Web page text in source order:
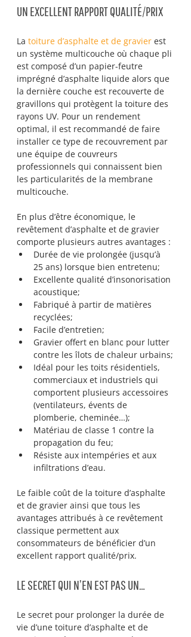
UN EXCELLENT RAPPORT QUALITÉ/PRIX
La toiture d’asphalte et de gravier est
un système multicouche où chaque pli
est composé d’un papier-feutre
imprégné d’asphalte liquide alors que
la dernière couche est recouverte de
gravillons qui protègent la toiture des
rayons UV. Pour un rendement
optimal, il est recommandé de faire
installer ce type de recouvrement par
une équipe de couvreurs
professionnels qui connaissent bien
les particularités de la membrane
multicouche.
En plus d’être économique, le
revêtement d’asphalte et de gravier
comporte plusieurs autres avantages :
Durée de vie prolongée (jusqu’à
25 ans) lorsque bien entretenu;
Excellente qualité d’insonorisation
acoustique;
Fabriqué à partir de matières
recyclées;
Facile d’entretien;
Gravier offert en blanc pour lutter
contre les îlots de chaleur urbains;
Idéal pour les toits résidentiels,
commerciaux et industriels qui
comportent plusieurs accessoires
(ventilateurs, évents de
plomberie, cheminée…);
Matériau de classe 1 contre la
propagation du feu;
Résiste aux intempéries et aux
infiltrations d’eau.
Le faible coût de la toiture d’asphalte
et de gravier ainsi que tous les
avantages attribués à ce revêtement
classique permettent aux
consommateurs de bénéficier d’un
excellent rapport qualité/prix.
LE SECRET QUI N’EN EST PAS UN…
Le secret pour prolonger la durée de
vie d’une toiture d’asphalte et de